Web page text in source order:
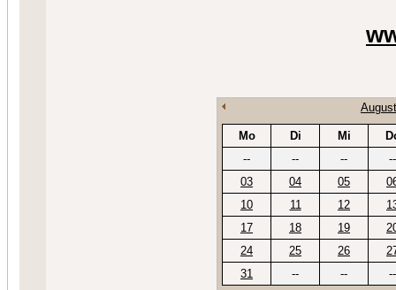
Mo Di Mi
--
-- --
--
03
04 05
10
11 12
17
18 19
24
25 26
31
-- -- --